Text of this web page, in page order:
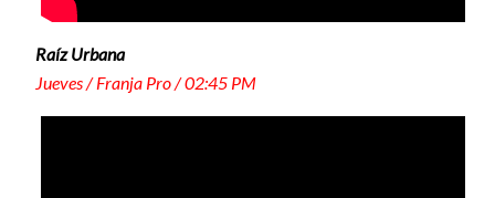
Raíz Urbana
Jueves / Franja Pro / 02:45 PM